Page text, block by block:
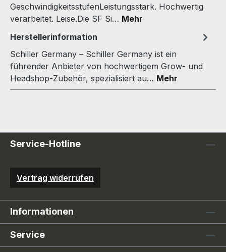
GeschwindigkeitsstufenLeistungsstark. Hochwertig
verarbeitet. Leise.Die SF Si… Mehr
Herstellerinformation
Schiller Germany – Schiller Germany ist ein
führender Anbieter von hochwertigem Grow- und
Headshop-Zubehör, spezialisiert au… Mehr
Service-Hotline
Vertrag widerrufen
Informationen
Service